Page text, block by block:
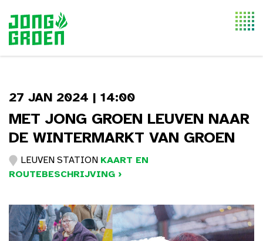
27 JAN 2024 | 14:00
MET JONG GROEN LEUVEN NAAR
DE WINTERMARKT VAN GROEN
LEUVEN STATION KAART EN
ROUTEBESCHRIJVING ›